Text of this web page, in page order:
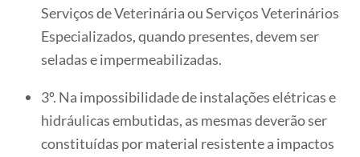
Serviços de Veterinária ou Serviços Veterinários
Especializados, quando presentes, devem ser
seladas e impermeabilizadas.
3º. Na impossibilidade de instalações elétricas e
hidráulicas embutidas, as mesmas deverão ser
constituídas por material resistente a impactos